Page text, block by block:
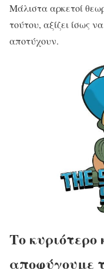
Μάλιστα αρκετοί
τούτου, αξίζει ίσως
αποτύχουν.
Το
αποφύγουμε